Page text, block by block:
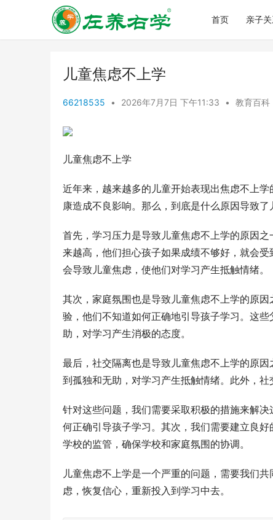
首页 亲子关
儿童焦虑不上学
66218535 • 2026年7月7日 下午11:33 • 教育百科
儿童焦虑不上学
近年来，越来越多的儿童开始表现出焦虑不上
康造成不良影响。那么，到底是什么原因导致了
首先，学习压力是导致儿童焦虑不上学的原因
来越高，他们担心孩子如果成绩不够好，就会
会导致儿童焦虑，使他们对学习产生抵触情绪。
其次，家庭氛围也是导致儿童焦虑不上学的原
验，他们不知道如何正确地引导孩子学习。这
助，对学习产生消极的态度。
最后，社交隔离也是导致儿童焦虑不上学的原
到孤独和无助，对学习产生抵触情绪。此外，
针对这些问题，我们需要采取积极的措施来解
何正确引导孩子学习。其次，我们需要建立良
学校的监管，确保学校和家庭氛围的协调。
儿童焦虑不上学是一个严重的问题，需要我们
虑，恢复信心，重新投入到学习中去。